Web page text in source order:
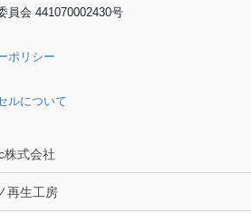
員会 441070002430号
ポリシー
ルについて
株式会社
再生工房